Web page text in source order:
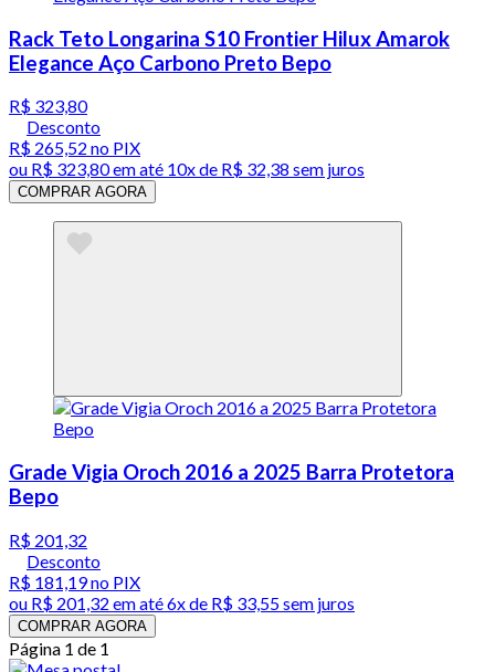
Rack Teto Longarina S10 Frontier Hilux Amarok
Elegance Aço Carbono Preto Bepo
R$ 323,80
Desconto
R$ 265,52 no PIX
ou R$ 323,80em até 10x de R$ 32,38 sem juros
COMPRAR AGORA
Grade Vigia Oroch 2016 a 2025 Barra Protetora
Bepo
R$ 201,32
Desconto
R$ 181,19no PIX
ou R$ 201,32 em até6x de R$ 33,55 sem juros
COMPRAR AGORA
Página 1 de 1